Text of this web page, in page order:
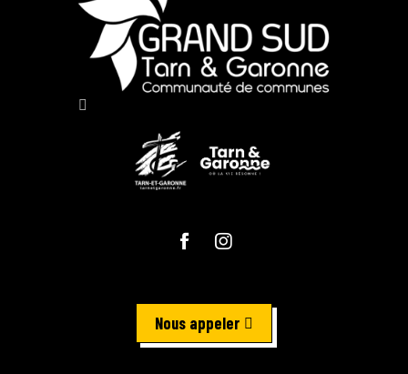
Nous appeler